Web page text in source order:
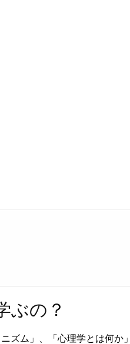
ぶの？
ズム」、「心理学とは何